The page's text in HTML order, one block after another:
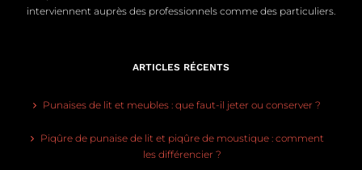
interviennent auprès des professionnels comme des particuliers.
ARTICLES RÉCENTS
Punaises de lit et meubles : que faut-il jeter ou conserver ?
Piqûre de punaise de lit et piqûre de moustique : comment
les différencier ?